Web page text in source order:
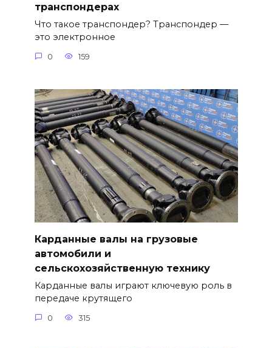
транспондерах
Что такое транспондер? Транспондер —
это электронное
0 159
Карданные валы на грузовые
автомобили и
сельскохозяйственную технику
Карданные валы играют ключевую роль в
передаче крутящего
0 315